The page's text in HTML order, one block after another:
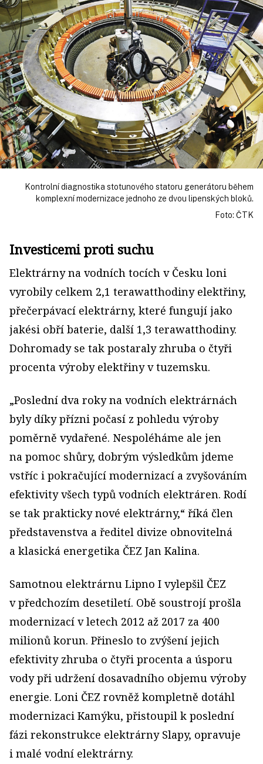
Kontrolní diagnostika stotunového statoru generátoru během
komplexní modernizace jednoho ze dvou lipenských bloků.
Foto: ČTK
Investicemi proti suchu
Elektrárny na vodních tocích v Česku loni
vyrobily celkem 2,1 terawatthodiny elektřiny,
přečerpávací elektrárny, které fungují jako
jakési obří baterie, další 1,3 terawatthodiny.
Dohromady se tak postaraly zhruba o čtyři
procenta výroby elektřiny v tuzemsku.
„Poslední dva roky na vodních elektrárnách
byly díky přízni počasí z pohledu výroby
poměrně vydařené. Nespoléháme ale jen
na pomoc shůry, dobrým výsledkům jdeme
vstříc i pokračující modernizací a zvyšováním
efektivity všech typů vodních elektráren. Rodí
se tak prakticky nové elektrárny,“ říká člen
představenstva a ředitel divize obnovitelná
a klasická energetika ČEZ Jan Kalina.
Samotnou elektrárnu Lipno I vylepšil ČEZ
v předchozím desetiletí. Obě soustrojí prošla
modernizací v letech 2012 až 2017 za 400
milionů korun. Přineslo to zvýšení jejich
efektivity zhruba o čtyři procenta a úsporu
vody při udržení dosavadního objemu výroby
energie. Loni ČEZ rovněž kompletně dotáhl
modernizaci Kamýku, přistoupil k poslední
fázi rekonstrukce elektrárny Slapy, opravuje
i malé vodní elektrárny.